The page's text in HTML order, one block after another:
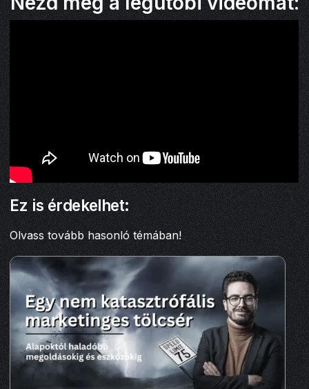
Ez is érdekelhet:
Olvass tovább hasonló témában!